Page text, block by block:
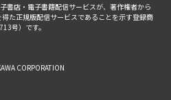
書店・電子書籍配信サービスが、著作権者から
た正規版配信サービスであることを示す登録商
号）です。
CORPORATION